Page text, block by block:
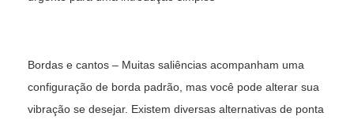
Bordas e cantos – Muitas saliências acompanham uma
configuração de borda padrão, mas você pode alterar sua
vibração se desejar. Existem diversas alternativas de ponta